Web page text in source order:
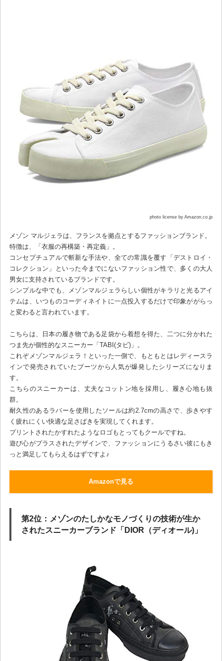
photo license by Amazon.co.jp
メゾン マルジェラは、フランスを拠点とするファッションブランド。
特徴は、「衣服の再構築・再定義」。
コンセプチュアルで斬新な手法や、全ての常識を覆す「デストロイ・
コレクション」といった今までにないファッション性で、多くの大人
男女に支持されているブランドです。
シンプルな中でも、メゾンマルジェラらしい個性がキラリと光るアイ
テムは、いつものコーディネイトに一点投入するだけで印象ががらっ
と変わると言われています。
こちらは、日本の履き物である足袋から着想を得た、二つに分かれた
つま先が個性的なスニーカー「TABI(タビ)」。
これぞメゾンマルジェラ！といった一側で、もともとはレディースラ
インで発売されていたブーツから人気が爆発したシリーズになりま
す。
こちらのスニーカーは、丈夫なコットン地を採用し、履き心地も抜
群。
耐久性のあるラバーを使用したソールは約2.7cmの高さで、歩きやす
く疲れにくい快適な足さばきを実現してくれます。
プリントされたかすれたようなロゴもとってもクールですね。
遊び心がプラスされたデザインで、ファッションにうるさい彼にもき
っと満足してもらえるはずですよ♪
Amazonで見る
第2位：メゾンのたしかなモノづくりの技術が生か
されたスニーカーブランド「DIOR（ディオール)」